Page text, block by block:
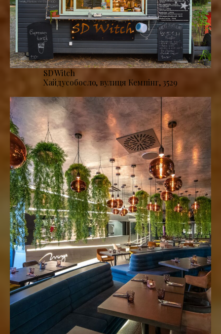
SD Witch
Хайдусобосло, вулиця Кемпінг, 3529